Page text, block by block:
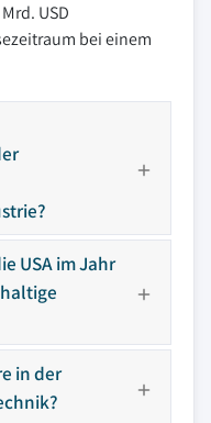
USD
bei einem
USA im Jahr
in der